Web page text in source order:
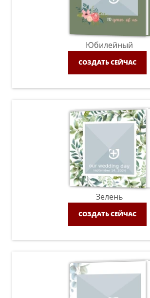
Юбилейный
СОЗДАТЬ СЕЙЧАС
Зелень
СОЗДАТЬ СЕЙЧАС